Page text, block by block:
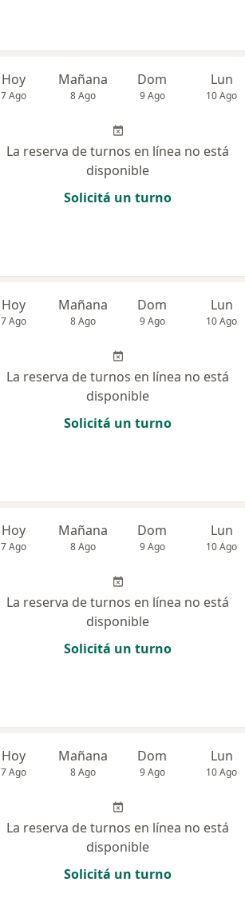
Hoy
7 Ago
Mañana
8 Ago
Dom
9 Ago
Lun
10 Ago
La reserva de turnos en línea no está
disponible
Solicitá un turno
Hoy
7 Ago
Mañana
8 Ago
Dom
9 Ago
Lun
10 Ago
La reserva de turnos en línea no está
disponible
Solicitá un turno
Hoy
7 Ago
Mañana
8 Ago
Dom
9 Ago
Lun
10 Ago
La reserva de turnos en línea no está
disponible
Solicitá un turno
Hoy
7 Ago
Mañana
8 Ago
Dom
9 Ago
Lun
10 Ago
La reserva de turnos en línea no está
disponible
Solicitá un turno